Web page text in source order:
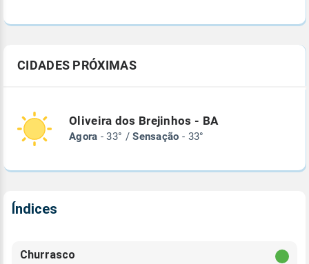
CIDADES PRÓXIMAS
Oliveira dos Brejinhos - BA
Agora - 33° /Sensação - 33°
Índices
Churrasco